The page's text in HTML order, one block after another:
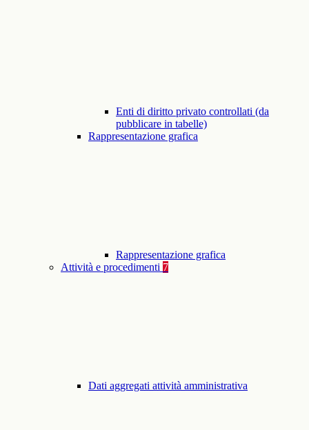
Enti di diritto privato controllati (da
pubblicare in tabelle)
Rappresentazione grafica
Rappresentazione grafica
Attività e procedimenti 7
Dati aggregati attività amministrativa